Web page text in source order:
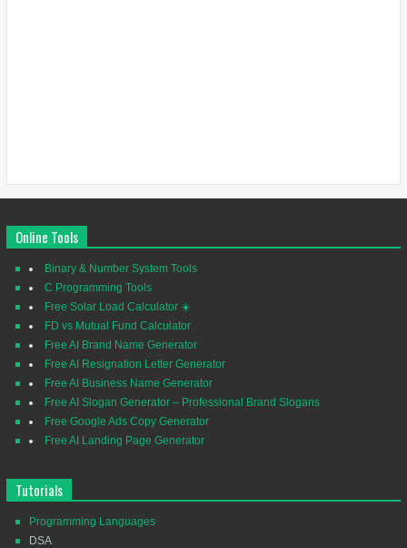
Online Tools
Binary & Number System Tools
C Programming Tools
Free Solar Load Calculator ☀️
FD vs Mutual Fund Calculator
Free AI Brand Name Generator
Free AI Resignation Letter Generator
Free AI Business Name Generator
Free AI Slogan Generator – Professional Brand Slogans
Free Google Ads Copy Generator
Free AI Landing Page Generator
Tutorials
Programming Languages
DSA